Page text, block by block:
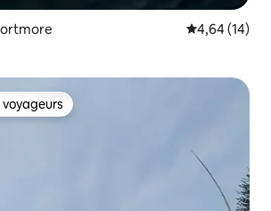
Évaluation
4,64 (14)
les plus appréciés